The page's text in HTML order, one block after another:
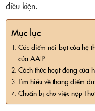
điều kiện.
Mục lục
Các điểm nổi bật của hệ
của AAIP
Cách thức hoạt động của
Tìm hiểu về thang điểm
Chuẩn bị cho việc nộp